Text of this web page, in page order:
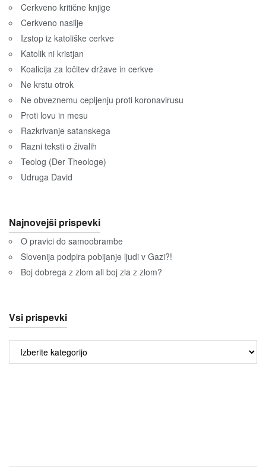
Cerkveno kritične knjige
Cerkveno nasilje
Izstop iz katoliške cerkve
Katolik ni kristjan
Koalicija za ločitev države in cerkve
Ne krstu otrok
Ne obveznemu cepljenju proti koronavirusu
Proti lovu in mesu
Razkrivanje satanskega
Razni teksti o živalih
Teolog (Der Theologe)
Udruga David
Najnovejši prispevki
O pravici do samoobrambe
Slovenija podpira pobijanje ljudi v Gazi?!
Boj dobrega z zlom ali boj zla z zlom?
Vsi prispevki
prispevki